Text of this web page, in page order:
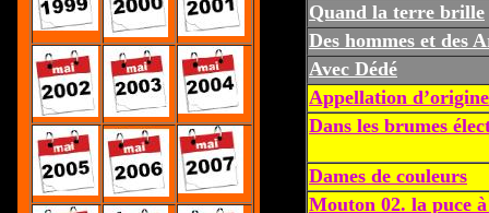
Quand la terre brille
Des hommes et des
Avec Dédé
Appellation
Dans les brumes
Dames de couleurs
Mouton 02. la puce